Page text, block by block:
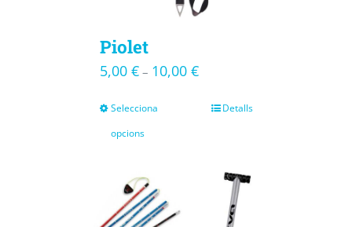
Piolet
5,00 €– 10,00 €
Selecciona
opcions
Detalls